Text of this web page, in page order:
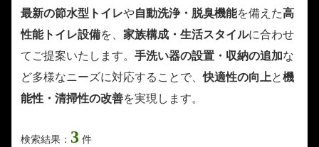
最新の節水型トイレや自動洗浄・脱臭機能を備えた高
性能トイレ設備を、 家族構成・生活スタイルに合わせ
てご提案いたします。 手洗い器の設置・収納の追加な
ど多様なニーズに対応することで、快適性の向上と機
能性・清掃性の改善を実現します。
検索結果： 3 件